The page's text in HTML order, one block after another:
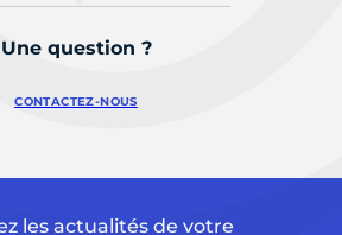
Une question ?
CONTACTEZ-NOUS
les actualités de votre